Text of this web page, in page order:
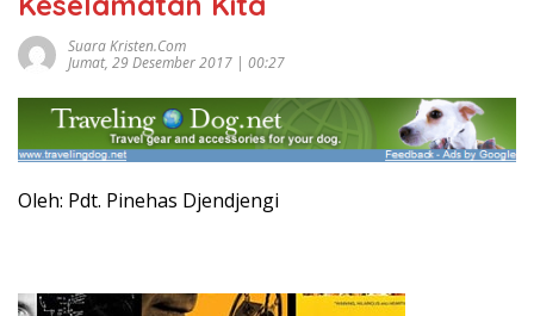
Suara Kristen.com
Jumat, 29 Desember 2017 | 00:27
Oleh: Pdt. Pinehas Djendjengi